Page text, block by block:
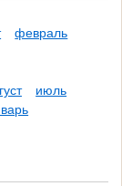
февраль
июль